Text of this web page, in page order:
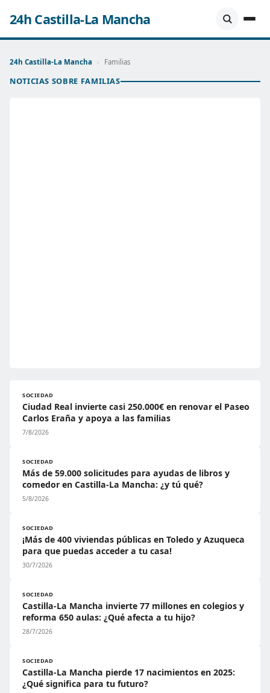
24h Castilla-La Mancha
24h Castilla-La Mancha › Familias
NOTICIAS SOBRE FAMILIAS
SOCIEDAD
Ciudad Real invierte casi 250.000€ en renovar el Paseo
Carlos Eraña y apoya a las familias
7/8/2026
SOCIEDAD
Más de 59.000 solicitudes para ayudas de libros y
comedor en Castilla-La Mancha: ¿y tú qué?
5/8/2026
SOCIEDAD
¡Más de 400 viviendas públicas en Toledo y Azuqueca
para que puedas acceder a tu casa!
30/7/2026
SOCIEDAD
Castilla-La Mancha invierte 77 millones en colegios y
reforma 650 aulas: ¿Qué afecta a tu hijo?
28/7/2026
SOCIEDAD
Castilla-La Mancha pierde 17 nacimientos en 2025:
¿Qué significa para tu futuro?